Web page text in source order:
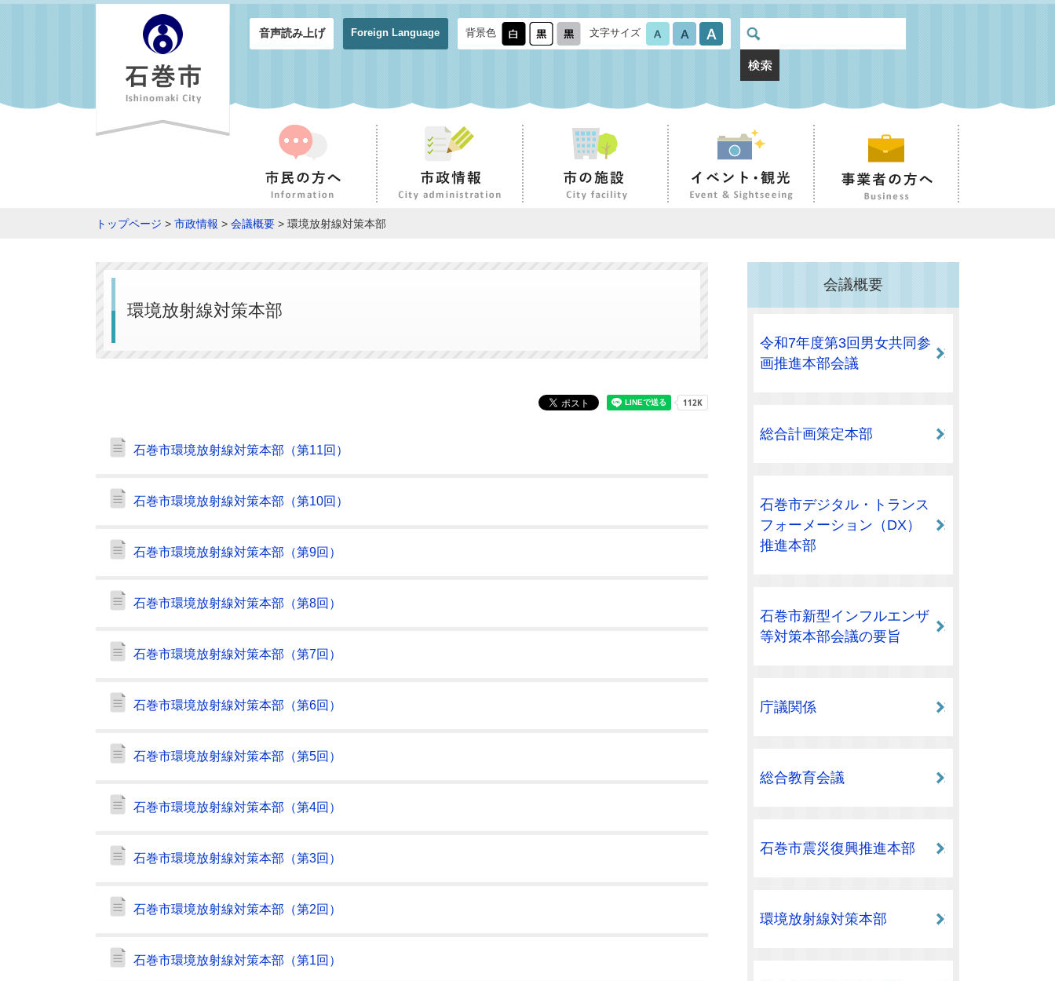
音声読み上げ Foreign Language 背景色 文字サイズ
トップページ > 市政情報 > 会議概要 > 環境放射線対策本部
環境放射線対策本部
石巻市環境放射線対策本部（第11回）
石巻市環境放射線対策本部（第10回）
石巻市環境放射線対策本部（第9回）
石巻市環境放射線対策本部（第8回）
石巻市環境放射線対策本部（第7回）
石巻市環境放射線対策本部（第6回）
石巻市環境放射線対策本部（第5回）
石巻市環境放射線対策本部（第4回）
石巻市環境放射線対策本部（第3回）
石巻市環境放射線対策本部（第2回）
石巻市環境放射線対策本部（第1回）
会議概要
令和7年度第3回男女共同参
画推進本部会議
総合計画策定本部
石巻市デジタル・トランス
フォーメーション（DX）
推進本部
石巻市新型インフルエンザ
等対策本部会議の要旨
庁議関係
総合教育会議
石巻市震災復興推進本部
環境放射線対策本部